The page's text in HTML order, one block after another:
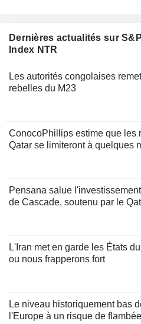
Dernières actualités sur
Index NTR
Les autorités congolaises
rebelles du M23
ConocoPhillips estime que les
Qatar se limiteront à quelques
Pensana salue
de Cascade, soutenu par le
L'Iran met en garde les États
ou nous frapperons fort
Le niveau historiquement bas
l'Europe à un risque de